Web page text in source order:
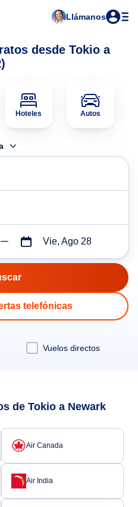
Llámanos
desde Tokio a
Hoteles Autos
Vie, Ago 28
telefónicas
Vuelos directos
de Tokio a Newark
Air Canada
Air India